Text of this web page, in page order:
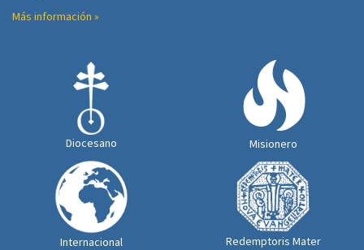
Más información »
Diocesano Misionero
Internacional Redemptoris Mater